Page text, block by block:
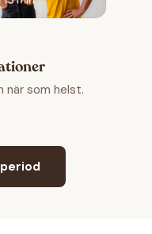
när som helst.